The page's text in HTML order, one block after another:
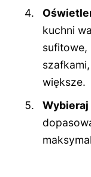
kuchni
sufitowe,
większe.
Wybieraj